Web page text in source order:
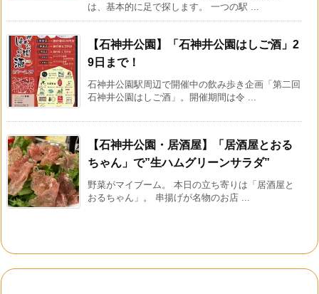
は、基本的に足で探します。 一つの駅 ...
【石神井公園】「石神井公園はしご酒」2
9日まで！
石神井公園駅周辺で開催中の飲み歩き企画「第二回
石神井公園はしご酒」。開催期間は令 ...
【石神井公園・居酒屋】「居酒屋とおる
ちゃん」で”生ハムグリーンサラダ”
野菜がマイブーム。 本日の立ち寄りは「居酒屋と
おるちゃん」。 串揚げが名物のお店 ...